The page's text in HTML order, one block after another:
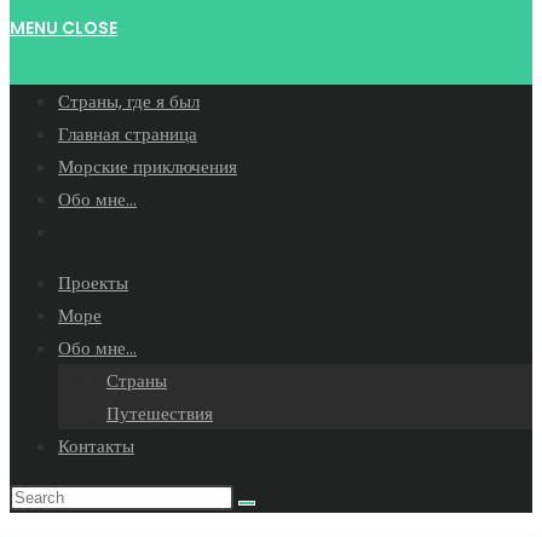
MENU CLOSE
Страны, где я был
Главная страница
Морские приключения
Обо мне…
search
Проекты
Море
Обо мне…
Страны
Путешествия
Контакты